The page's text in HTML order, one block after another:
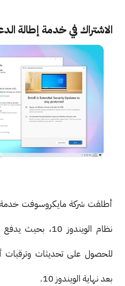
الاشتراك في خدمة إطالة
أطلقت شركة مايكروسوفت
نظام الويندوز 10،
للحصول على تحديثات
بعد نهاية الويندوز 10.